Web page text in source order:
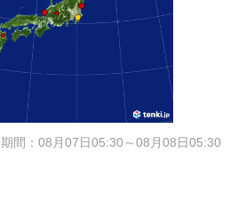
期間：08月07日05:30～08月08日05:30